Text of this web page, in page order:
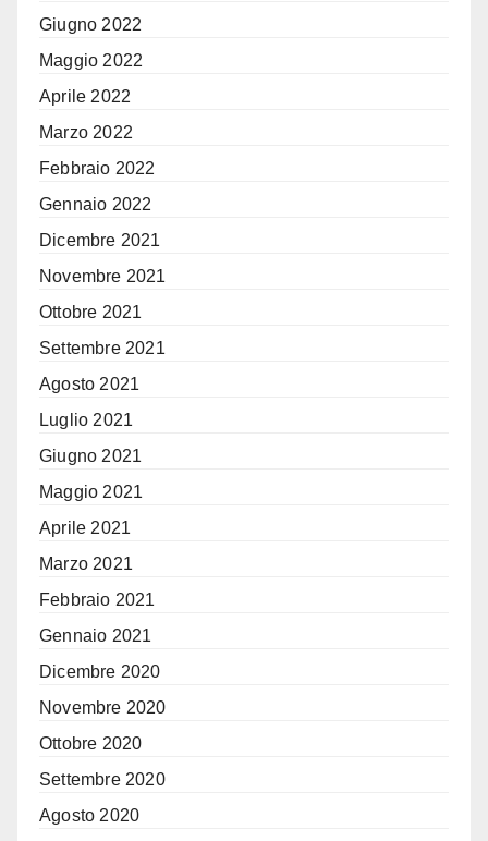
Giugno 2022
Maggio 2022
Aprile 2022
Marzo 2022
Febbraio 2022
Gennaio 2022
Dicembre 2021
Novembre 2021
Ottobre 2021
Settembre 2021
Agosto 2021
Luglio 2021
Giugno 2021
Maggio 2021
Aprile 2021
Marzo 2021
Febbraio 2021
Gennaio 2021
Dicembre 2020
Novembre 2020
Ottobre 2020
Settembre 2020
Agosto 2020